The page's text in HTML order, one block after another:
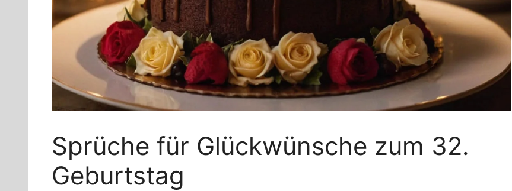
Sprüche für Glückwünsche zum 32.
Geburtstag